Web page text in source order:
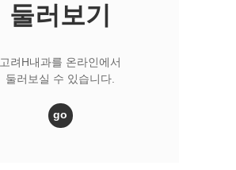
둘러보기
고려H내과를 온라인에서
둘러보실 수 있습니다.
go